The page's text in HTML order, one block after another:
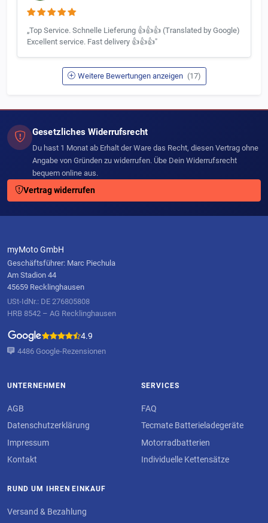
„Top Service. Schnelle Lieferung 👍👍👍 (Translated by Google)
Excellent service. Fast delivery 👍👍👍"
Weitere Bewertungen anzeigen (17)
Gesetzliches Widerrufsrecht
Du hast 1 Monat ab Erhalt der Ware das Recht, diesen Vertrag ohne
Angabe von Gründen zu widerrufen. Übe Dein Widerrufsrecht
bequem online aus.
Vertrag widerrufen
myMoto GmbH
Geschäftsführer: Marc Piechula
Am Stadion 44
45659 Recklinghausen
USt-IdNr.: DE 276805808
HRB 8542 – AG Recklinghausen
4.9
4486 Google-Rezensionen
UNTERNEHMEN
AGB
Datenschutzerklärung
Impressum
Kontakt
SERVICES
FAQ
Tecmate Batterieladegeräte
Motorradbatterien
Individuelle Kettensätze
RUND UM IHREN EINKAUF
Versand & Bezahlung